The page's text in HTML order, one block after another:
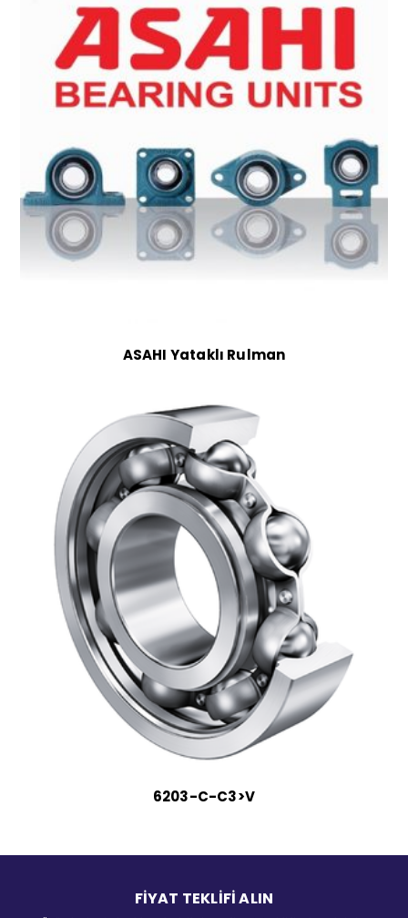
ASAHI Yataklı Rulman
6203-C-C3>V
FİYAT TEKLİFİ ALIN